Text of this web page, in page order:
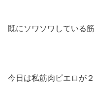
既にソワソワしている
今日は私筋肉ピエロが